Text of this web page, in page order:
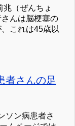
（ぜんちょ
んは脳梗塞の
これは45歳以
者さんの足
ソン病患者さ